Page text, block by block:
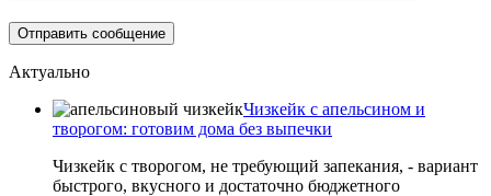
Актуально
Чизкейк с апельсином и
творогом: готовим дома без выпечки
Чизкейк с творогом, не требующий запекания, - вариант
быстрого, вкусного и достаточно бюджетного